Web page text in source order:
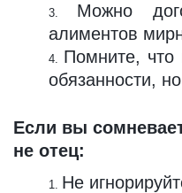
Можно
алиментов
Помните, что
обязанности,
Если вы
не отец:
Не